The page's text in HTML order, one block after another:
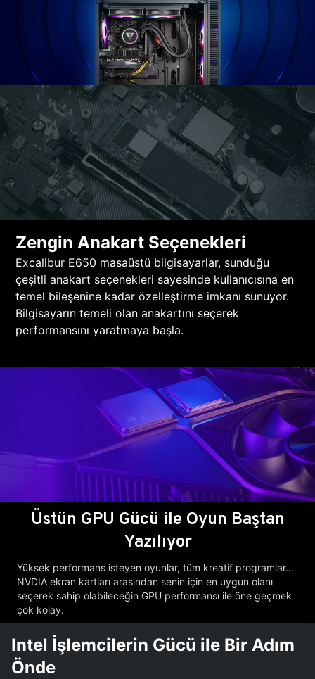
Zengin Anakart Seçenekleri
Excalibur E650 masaüstü bilgisayarlar, sunduğu
çeşitli anakart seçenekleri sayesinde kullanıcısına en
temel bileşenine kadar özelleştirme imkanı sunuyor.
Bilgisayarın temeli olan anakartını seçerek
performansını yaratmaya başla.
Üstün GPU Gücü ile Oyun Baştan
Yazılıyor
Yüksek performans isteyen oyunlar, tüm kreatif programlar...
NVDIA ekran kartları arasından senin için en uygun olanı
seçerek sahip olabileceğin GPU performansı ile öne geçmek
çok kolay.
Intel İşlemcilerin Gücü ile Bir Adım
Önde